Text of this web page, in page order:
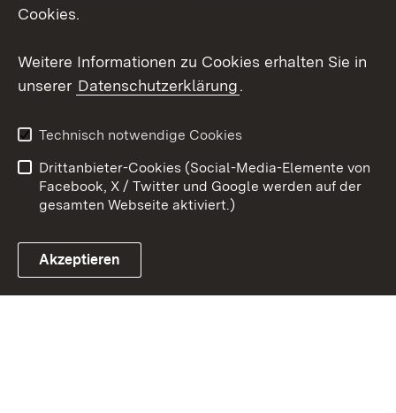
Link zum Landesportal
Barrierefreiheit
Benutzungshinweise
Impressum
Cookies
Cookies.
Weitere Informationen zu Cookies erhalten Sie in
unserer Datenschutzerklärung.
Technisch notwendige Cookies
Drittanbieter-Cookies (Social-Media-Elemente von
Facebook, X / Twitter und Google werden auf der
gesamten Webseite aktiviert.)
Akzeptieren